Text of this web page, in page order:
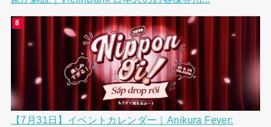
【7月31日】イベントカレンダー｜Anikura Fever: